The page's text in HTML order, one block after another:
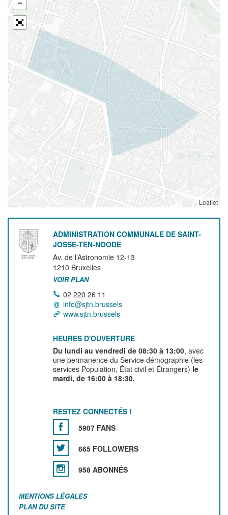
Leaflet
ADMINISTRATION COMMUNALE DE SAINT-
JOSSE-TEN-NOODE
Av. de l’Astronomie 12-13
1210 Bruxelles
VOIR PLAN
02 220 26 11
info@sjtn.brussels
www.sjtn.brussels
HEURES D'OUVERTURE
Du lundi au vendredi de 08:30 à 13:00, avec
une permanence du Service démographie (les
services Population, État civil et Étrangers) le
mardi, de 16:00 à 18:30.
RESTEZ CONNECTÉS !
5907 FANS
665 FOLLOWERS
958 ABONNÉS
MENTIONS LÉGALES
PLAN DU SITE